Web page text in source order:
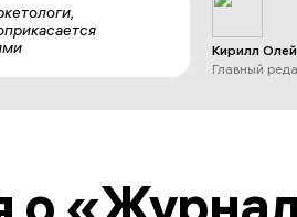
Кирилл
Главный